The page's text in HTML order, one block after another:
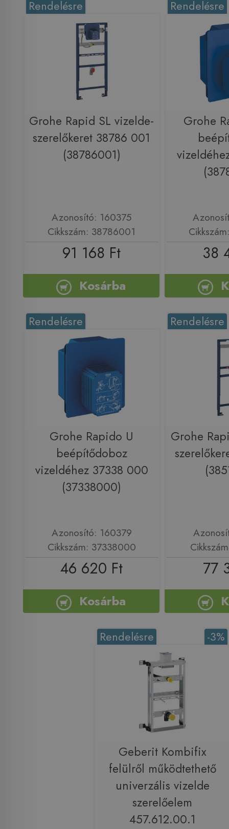
Rendelésre
Grohe Rapid SL vizelde-
szerelőkeret 38786 001
(38786001)
Azonosító: 160375
Cikkszám: 38786001
91 168 Ft
Kosárba
Rendelésre
Grohe
38
Rendelésre
Grohe Rapido U
beépítődoboz
vizeldéhez 37338 000
(37338000)
Azonosító: 160379
Cikkszám: 37338000
46 620 Ft
Kosárba
Rendelésre
Grohe
77
-3%
Rendelésre
Geberit Kombifix
felülről működtethető
univerzális vizelde
szerelőelem
457.612.00.1